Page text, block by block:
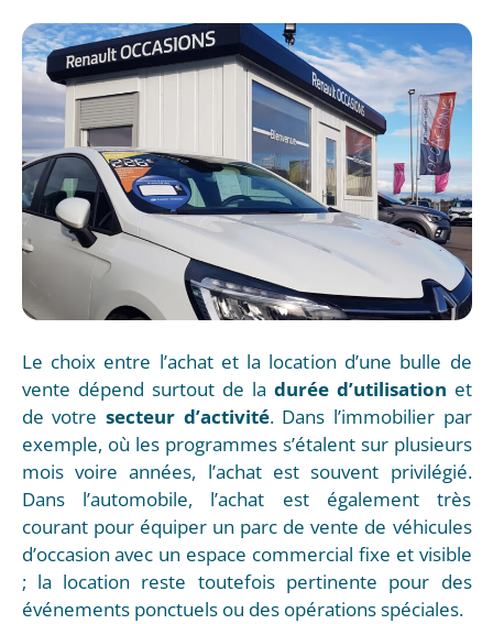
Le choix entre l’achat et la location d’une bulle de
vente dépend surtout de la durée d’utilisation et
de votre secteur d’activité. Dans l’immobilier par
exemple, où les programmes s’étalent sur plusieurs
mois voire années, l’achat est souvent privilégié.
Dans l’automobile, l’achat est également très
courant pour équiper un parc de vente de véhicules
d’occasion avec un espace commercial fixe et visible
; la location reste toutefois pertinente pour des
événements ponctuels ou des opérations spéciales.